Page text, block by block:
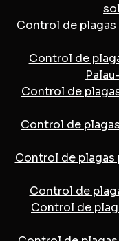
Control de
Control de
Control de
Control de
Control de plagas
Control de
Control de